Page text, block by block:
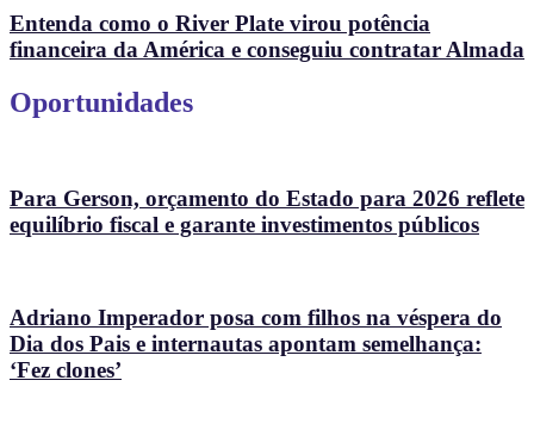
Entenda como o River Plate virou potência
financeira da América e conseguiu contratar Almada
Oportunidades
Para Gerson, orçamento do Estado para 2026 reflete
equilíbrio fiscal e garante investimentos públicos
Adriano Imperador posa com filhos na véspera do
Dia dos Pais e internautas apontam semelhança:
‘Fez clones’